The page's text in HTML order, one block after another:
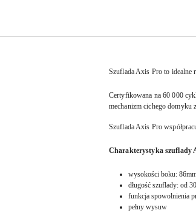
Szuflada Axis Pro to idealne
Certyfikowana na 60 000
mechanizm cichego domyku
Szuflada Axis Pro
Charakterystyka szuflady
wysokości boku:
długość szuflady: od
funkcja spowolnienia
pełny wysuw